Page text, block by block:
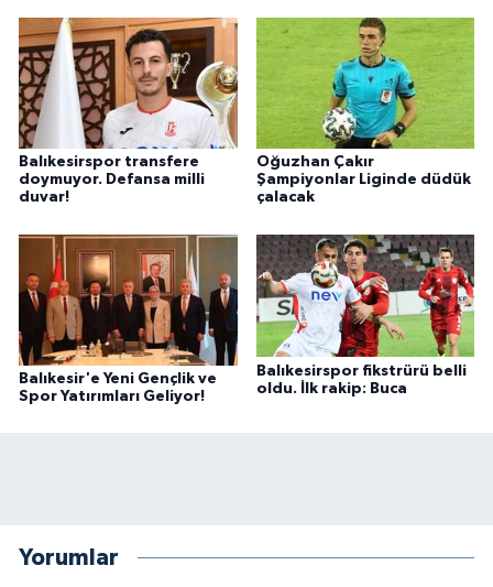
Balıkesirspor transfere
doymuyor. Defansa milli
duvar!
Oğuzhan Çakır
Şampiyonlar Liginde düdük
çalacak
Balıkesir'e Yeni Gençlik ve
Spor Yatırımları Geliyor!
Balıkesirspor fikstrürü belli
oldu. İlk rakip: Buca
Yorumlar